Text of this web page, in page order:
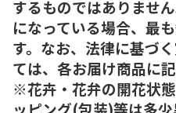
するものではありませ
になっている場合、最
す。なお、法律に基づ
ては、各お届け商品に記
※花卉・花弁の開花状
ッピング(包装)等は多少